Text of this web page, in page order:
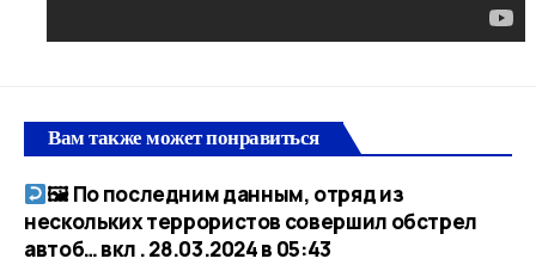
Вам также может понравиться
🖼 По последним данным, отряд из
нескольких террористов совершил обстрел
автоб… вкл . 28.03.2024 в 05:43